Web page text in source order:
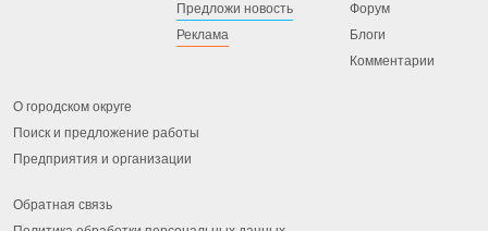
Предложи новость
Реклама
Форум
Блоги
Комментарии
О городском округе
Поиск и предложение работы
Предприятия и организации
Обратная связь